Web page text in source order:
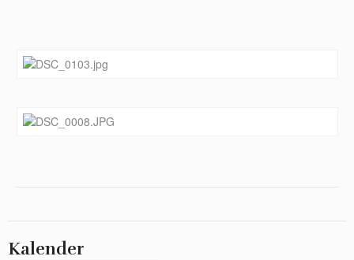
Kalender